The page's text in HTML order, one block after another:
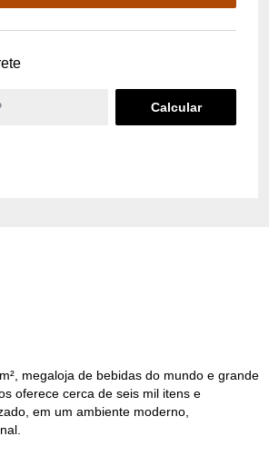
megaloja de bebidas do mundo e grande
oferece cerca de seis mil itens e
em um ambiente moderno,